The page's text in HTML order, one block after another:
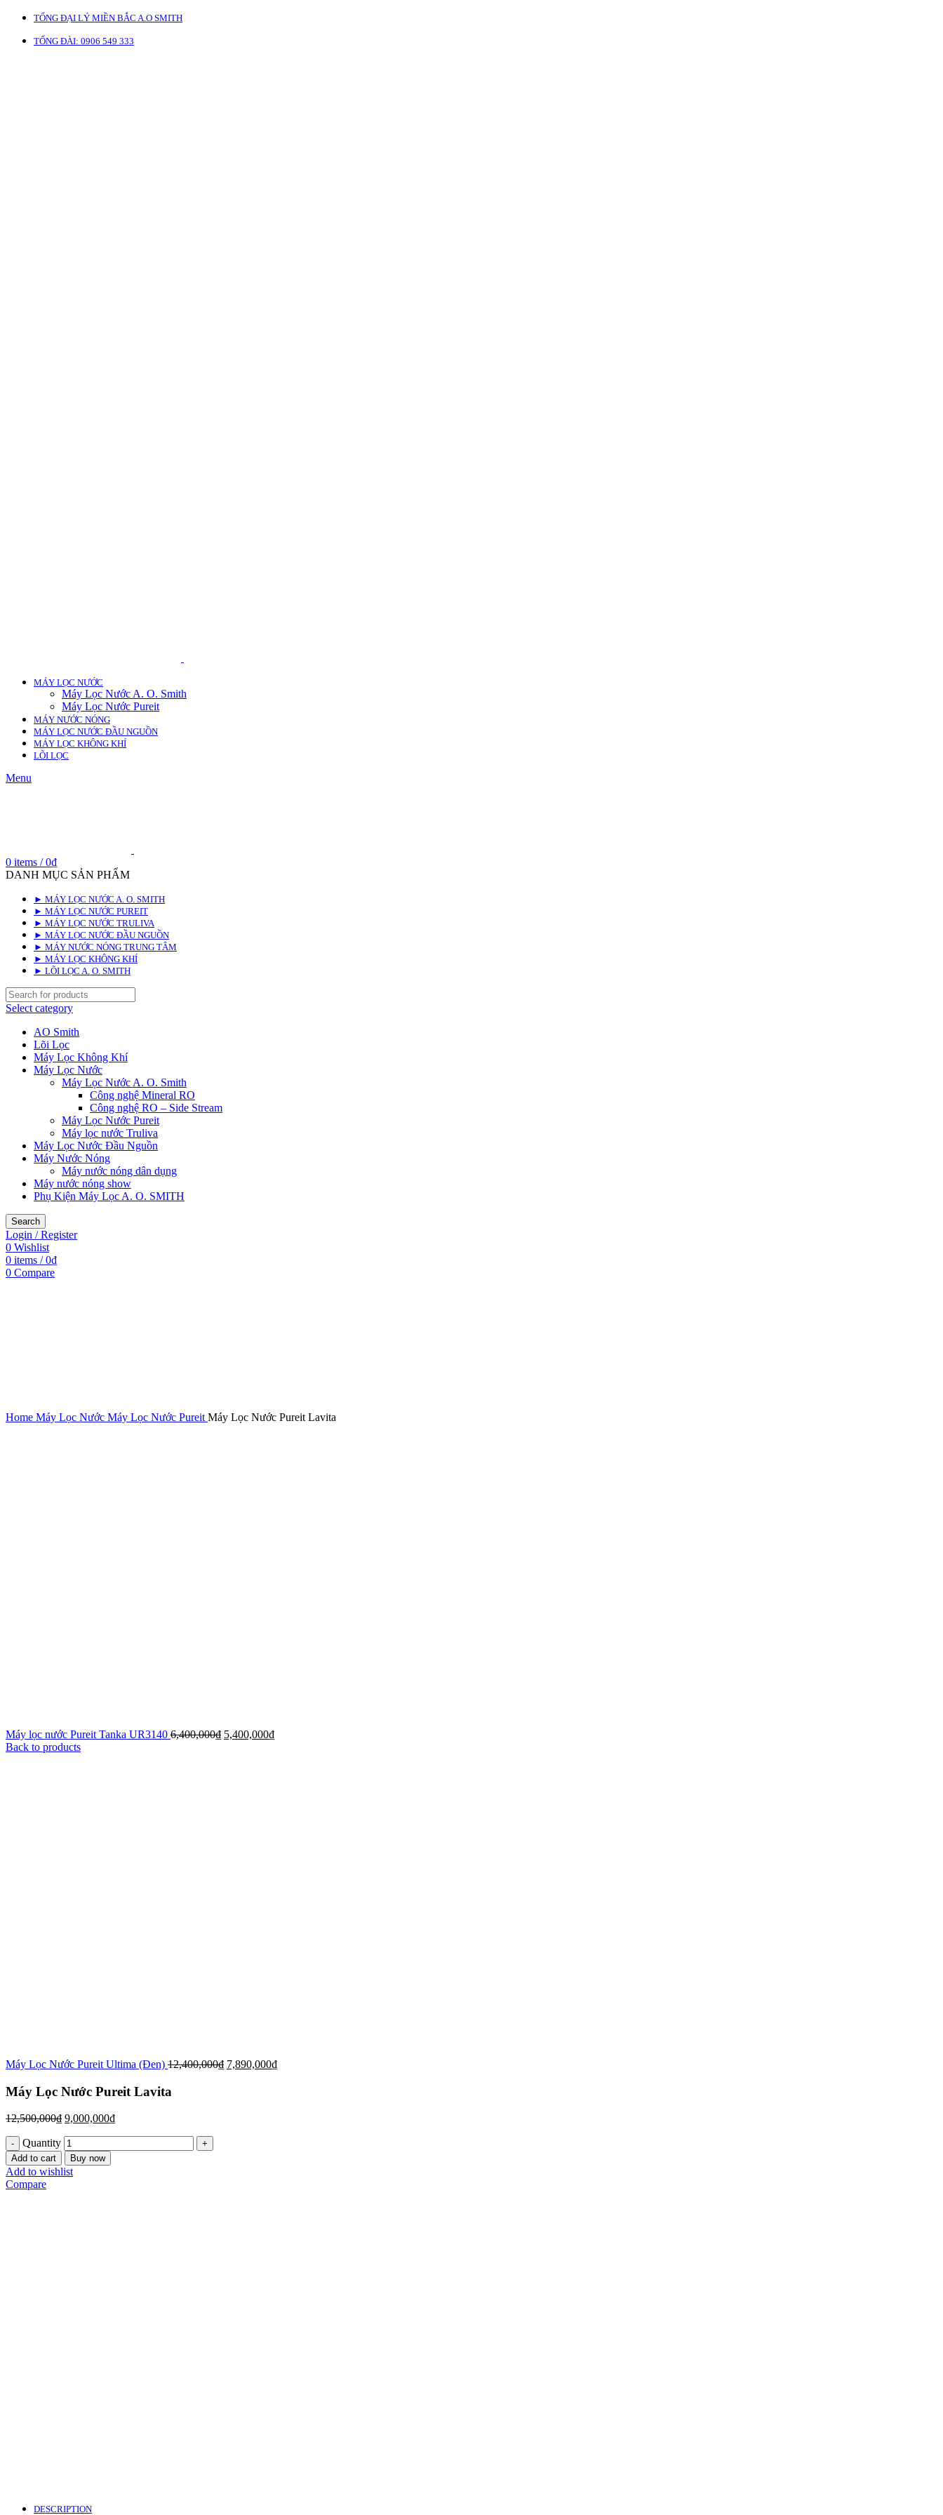
TỔNG ĐẠI LÝ MIỀN BẮC A.O SMITH
TỔNG ĐÀI: 0906 549 333
MÁY LỌC NƯỚC
Máy Lọc Nước A. O. Smith
Máy Lọc Nước Pureit
MÁY NƯỚC NÓNG
MÁY LỌC NƯỚC ĐẦU NGUỒN
MÁY LỌC KHÔNG KHÍ
LÕI LỌC
Menu
0 items / 0₫
DANH MỤC SẢN PHẨM
► MÁY LỌC NƯỚC A. O. SMITH
► MÁY LỌC NƯỚC PUREIT
► MÁY LỌC NƯỚC TRULIVA
► MÁY LỌC NƯỚC ĐẦU NGUỒN
► MÁY NƯỚC NÓNG TRUNG TÂM
► MÁY LỌC KHÔNG KHÍ
► LÕI LỌC A. O. SMITH
Select category
AO Smith
Lõi Lọc
Máy Lọc Không Khí
Máy Lọc Nước
Máy Lọc Nước A. O. Smith
Công nghệ Mineral RO
Công nghệ RO – Side Stream
Máy Lọc Nước Pureit
Máy lọc nước Truliva
Máy Lọc Nước Đầu Nguồn
Máy Nước Nóng
Máy nước nóng dân dụng
Máy nước nóng show
Phụ Kiện Máy Lọc A. O. SMITH
Search
Login / Register
0 Wishlist
0 items / 0₫
0 Compare
Home Máy Lọc Nước Máy Lọc Nước Pureit Máy Lọc Nước Pureit Lavita
Máy lọc nước Pureit Tanka UR3140 6,400,000₫ 5,400,000₫
Back to products
Máy Lọc Nước Pureit Ultima (Đen) 12,400,000₫ 7,890,000₫
Máy Lọc Nước Pureit Lavita
12,500,000₫ 9,000,000₫
Quantity
Add to cart Buy now
Add to wishlist
Compare
DESCRIPTION